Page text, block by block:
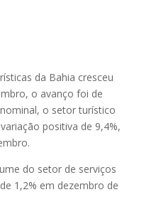
da Bahia cresceu
o avanço foi de
o setor turístico
positiva de 9,4%,
do setor de serviços
1,2% em dezembro de